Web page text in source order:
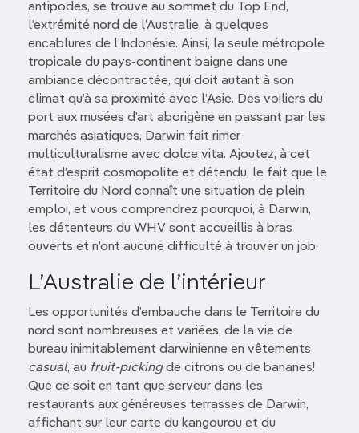
antipodes, se trouve au sommet du Top End,
l’extrémité nord de l’Australie, à quelques
encablures de l’Indonésie. Ainsi, la seule métropole
tropicale du pays-continent baigne dans une
ambiance décontractée, qui doit autant à son
climat qu’à sa proximité avec l’Asie. Des voiliers du
port aux musées d’art aborigène en passant par les
marchés asiatiques, Darwin fait rimer
multiculturalisme avec dolce vita. Ajoutez, à cet
état d’esprit cosmopolite et détendu, le fait que le
Territoire du Nord connaît une situation de plein
emploi, et vous comprendrez pourquoi, à Darwin,
les détenteurs du WHV sont accueillis à bras
ouverts et n’ont aucune difficulté à trouver un job.
L’Australie de l’intérieur
Les opportunités d’embauche dans le Territoire du
nord sont nombreuses et variées, de la vie de
bureau inimitablement darwinienne en vêtements
casual, au fruit-pickingde citrons ou de bananes!
Que ce soit en tant que serveur dans les
restaurants aux généreuses terrasses de Darwin,
affichant sur leur carte du kangourou et du